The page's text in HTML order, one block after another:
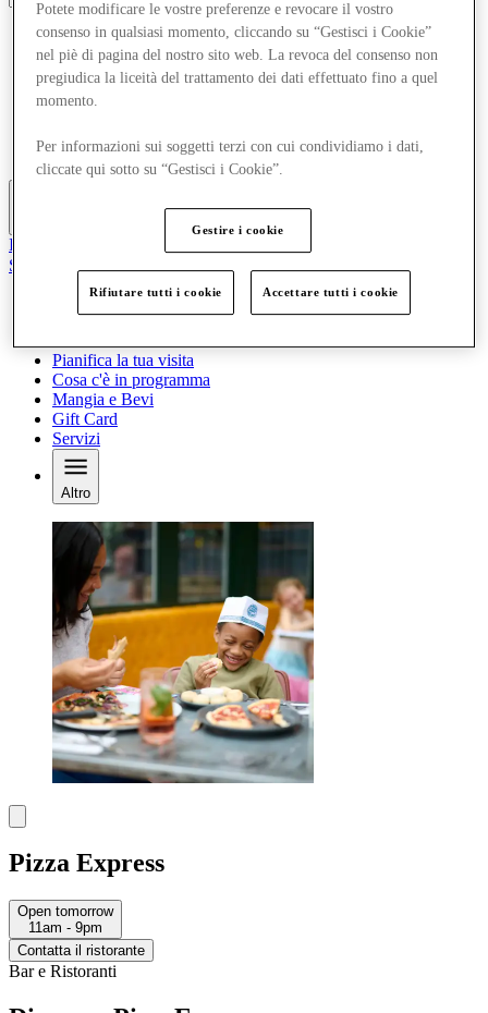
Negozi
Offerte
Pianifica la tua visita
Cosa c'è in programma
Servizi
Il Club
Salvata
Negozi
Pianifica la tua visita
Cosa c'è in programma
Mangia e Bevi
Gift Card
Servizi
Altro
Pizza Express
Open tomorrow
11am - 9pm
Contatta il ristorante
Bar e Ristoranti
Potete modificare le vostre preferenze e revocare il vostro
consenso in qualsiasi momento, cliccando su “Gestisci i Cookie”
nel piè di pagina del nostro sito web. La revoca del consenso non
pregiudica la liceità del trattamento dei dati effettuato fino a quel
momento.
Per informazioni sui soggetti terzi con cui condividiamo i dati,
cliccate qui sotto su “Gestisci i Cookie”.
Gestire i cookie
Rifiutare tutti i cookie Accettare tutti i cookie